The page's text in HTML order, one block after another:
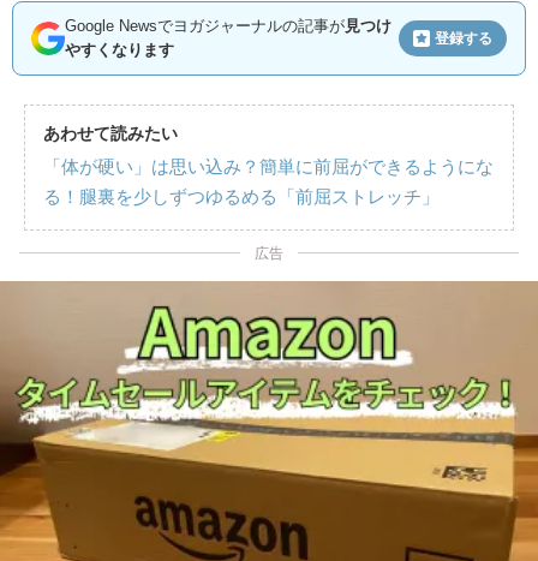
Google Newsでヨガジャーナルの記事が見つけ
やすくなります
登録する
あわせて読みたい
「体が硬い」は思い込み？簡単に前屈ができるようにな
る！腿裏を少しずつゆるめる「前屈ストレッチ」
広告